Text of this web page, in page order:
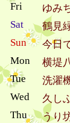
Fri
ゆみ
Sat
鶴見
Sun
今日
Mon
横堤
Tue
洗濯
Wed
久し
Thu
うり